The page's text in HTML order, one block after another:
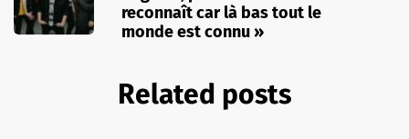
reconnaît car là bas tout le
monde est connu »
Related posts